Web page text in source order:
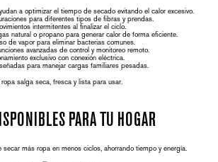
a optimizar el tiempo de secado evitando el calor excesivo.
para diferentes tipos de fibras y prendas.
intermitentes al finalizar el ciclo.
natural o propano para generar calor de forma eficiente.
de vapor para eliminar bacterias comunes.
avanzadas de control y monitoreo remoto.
exclusivo con conexión eléctrica.
para manejar cargas familiares pesadas.
salga seca, fresca y lista para usar.
PARA TU HOGAR
más ropa en menos ciclos, ahorrando tiempo y energía.